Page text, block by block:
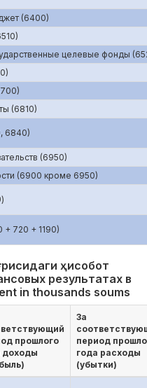
(6400)
целевые фонды
(6810)
6840)
(6950)
(6900 кроме 6950)
+ 720 + 1190)
ҳисобот
результатах в
in thousands soums
прошлого
доходы
За
период
года расходы
(убытки)